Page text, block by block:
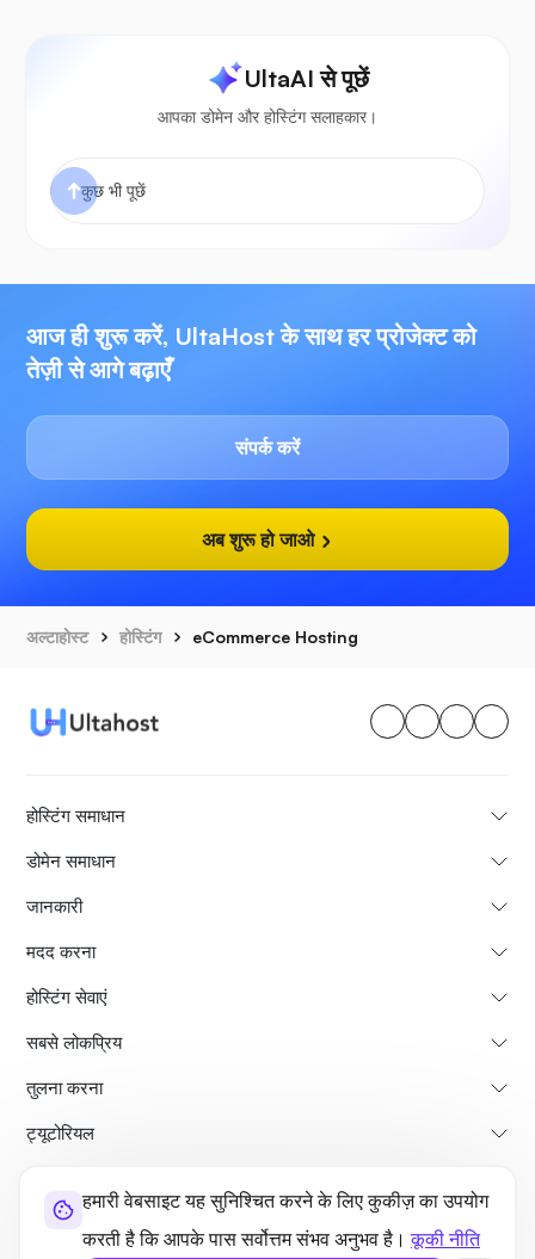
हमारी वेबसाइट यह सुनिश्चित करने के लिए कुकीज़ का उपयोग
करती है कि आपके पास सर्वोत्तम संभव अनुभव है।कूकी नीति
UltaAI से पूछें
आपका डोमेन और होस्टिंग सलाहकार।
आज ही शुरू करें, UltaHost के साथ हर प्रोजेक्ट को
तेज़ी से आगे बढ़ाएँ
संपर्क करें
अब शुरू हो जाओ
अल्टाहोस्ट होस्टिंग eCommerce Hosting
होस्टिंग समाधान
डोमेन समाधान
जानकारी
मदद करना
होस्टिंग सेवाएं
सबसे लोकप्रिय
तुलना करना
ट्यूटोरियल
हमारे बारे मेंभुगतान वापसी की नीतिनियम और शर्तेंगोपनीयता नीतिकानूनीसाइट मैप